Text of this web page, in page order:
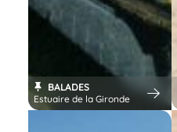
BALADES
Estuaire de la Gironde